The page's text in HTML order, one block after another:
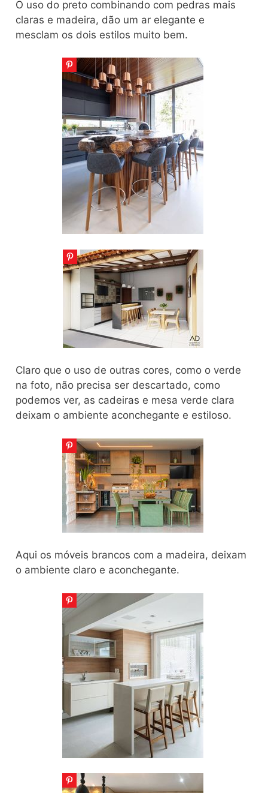
O uso do preto combinando com pedras mais
claras e madeira, dão um ar elegante e
mesclam os dois estilos muito bem.
Claro que o uso de outras cores, como o verde
na foto, não precisa ser descartado, como
podemos ver, as cadeiras e mesa verde clara
deixam o ambiente aconchegante e estiloso.
Aqui os móveis brancos com a madeira, deixam
o ambiente claro e aconchegante.